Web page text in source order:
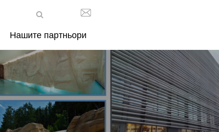
Нашите партньори